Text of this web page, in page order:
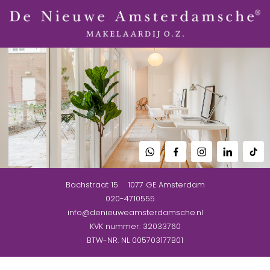
Bachstraat 15 1077 GE Amsterdam
020-4710555
info@denieuweamsterdamsche.nl
KVK nummer: 32033760
BTW-NR: NL 005703177B01